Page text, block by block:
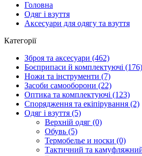
Головна
Одяг і взуття
Аксесуари для одягу та взуття
Категорії
Зброя та аксесуари (462)
Боєприпаси й комплектуючі (176)
Ножи та інструменти (7)
Засоби самооборони (22)
Оптика та комплектуючі (123)
Спорядження та екіпірування (2)
Одяг і взуття (5)
Верхній одяг (0)
Обувь (5)
Термобелье и носки (0)
Тактичний та